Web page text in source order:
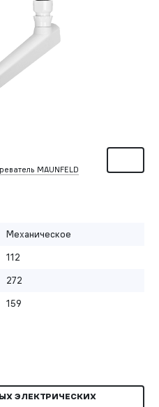
MAUNFELD
Механическое
112
272
159
ЭЛЕКТРИЧЕСКИХ